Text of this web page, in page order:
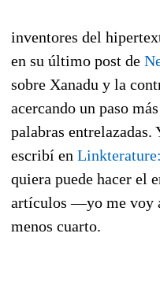
inventores del
en su último post de
sobre Xanadu y la
acercando un paso
palabras entrelazadas.
escribí en
quiera puede hacer el
artículos —yo me voy
menos cuarto.